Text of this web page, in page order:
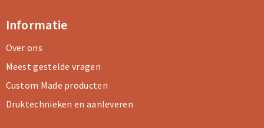
Informatie
Over ons
Meest gestelde vragen
Custom Made producten
Druktechnieken en aanleveren